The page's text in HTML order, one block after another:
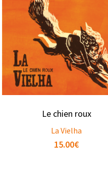
Le chien roux
La Vielha
15.00€